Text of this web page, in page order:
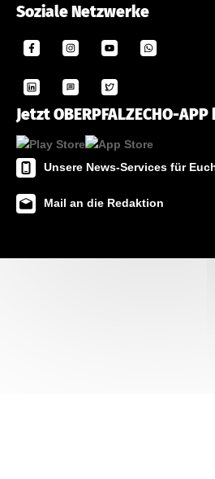
Soziale Netzwerke
Jetzt OBERPFALZECHO-
Unsere News-Services für
Mail an die Redaktion